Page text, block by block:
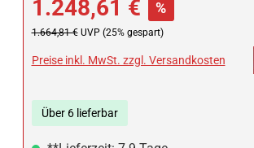
1.248,61 € %
Regulärer Preis:
1.664,81 € UVP (25% gespart)
Preise inkl. MwSt. zzgl. Versandkosten
Über 6 lieferbar